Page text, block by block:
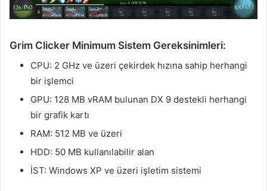
Grim Clicker Minimum Sistem Gereksinimleri:
CPU: 2 GHz ve üzeri çekirdek hızına sahip herhangi
bir işlemci
GPU: 128 MB vRAM bulunan DX 9 destekli herhangi
bir grafik kartı
RAM: 512 MB ve üzeri
HDD: 50 MB kullanılabilir alan
İST: Windows XP ve üzeri işletim sistemi